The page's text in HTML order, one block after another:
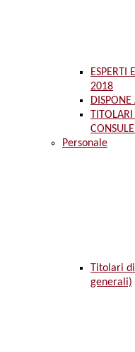
ESPERTI
2018
Personale
Titolari
generali)